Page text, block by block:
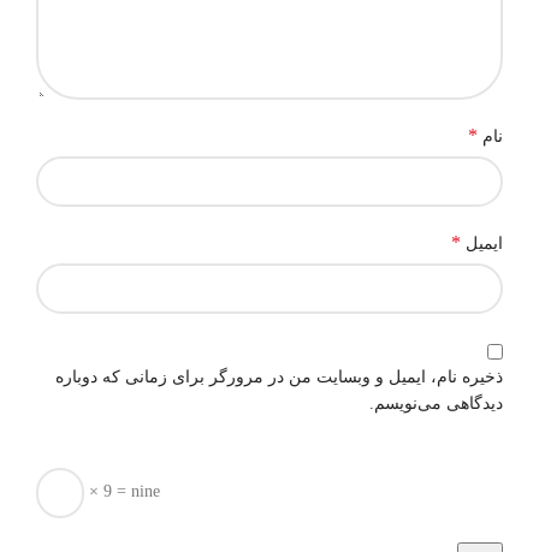
نام *
ایمیل *
ذخیره نام، ایمیل و وبسایت من در مرورگر برای زمانی که دوباره
دیدگاهی می‌نویسم.
× 9 = nine